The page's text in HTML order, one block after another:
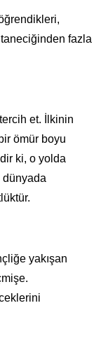
fazla
et. İlkinin
ömür boyu
ki, o yolda
dünyada
yakışan